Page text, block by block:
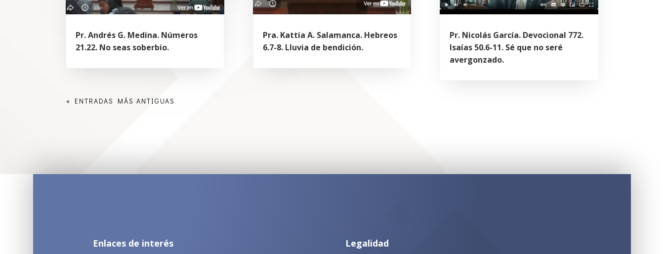
Pr. Andrés G. Medina. Números
21.22. No seas soberbio.
Pra. Kattia A. Salamanca. Hebreos
6.7-8. Lluvia de bendición.
Pr. Nicolás García. Devocional 772.
Isaías 50.6-11. Sé que no seré
avergonzado.
« ENTRADAS MÁS ANTIGUAS
Enlaces de interés Legalidad